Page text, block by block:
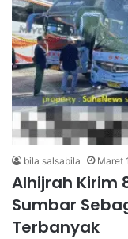
bila salsabila Maret
Alhijrah Kirim
Sumbar
Terbanyak